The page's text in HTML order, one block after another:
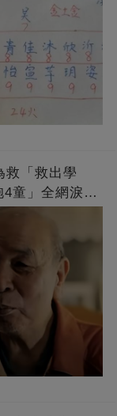
救「救出學
童」全網淚